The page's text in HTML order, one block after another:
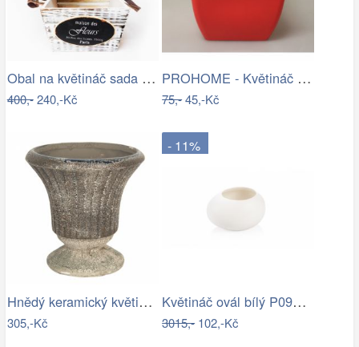
Obal na květináč sada 3ks
400,-240,-Kč
PROHOME - Květináč COUBI 19 hranatý…
75,-45,-Kč
Hnědý keramický květináč s patinou v…
305,-Kč
- 11%
Květináč ovál bílý P0990/2
3015,-102,-Kč